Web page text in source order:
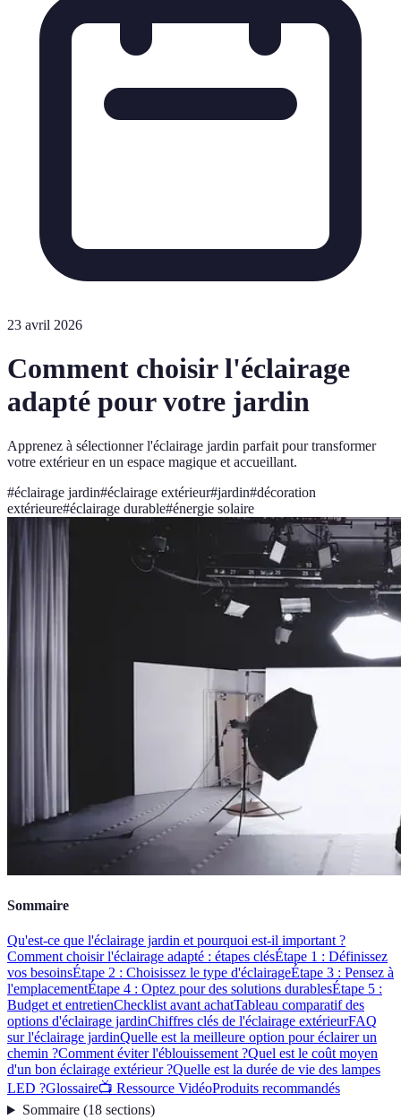
23 avril 2026
Comment choisir l'éclairage
adapté pour votre jardin
Apprenez à sélectionner l'éclairage jardin parfait pour transformer
votre extérieur en un espace magique et accueillant.
#éclairage jardin#éclairage extérieur#jardin#décoration
extérieure#éclairage durable#énergie solaire
Sommaire
Qu'est-ce que l'éclairage jardin et pourquoi est-il important ?
Comment choisir l'éclairage adapté : étapes clésÉtape 1 : Définissez
vos besoinsÉtape 2 : Choisissez le type d'éclairageÉtape 3 : Pensez à
l'emplacementÉtape 4 : Optez pour des solutions durablesÉtape 5 :
Budget et entretienChecklist avant achatTableau comparatif des
options d'éclairage jardinChiffres clés de l'éclairage extérieurFAQ
sur l'éclairage jardinQuelle est la meilleure option pour éclairer un
chemin ?Comment éviter l'éblouissement ?Quel est le coût moyen
d'un bon éclairage extérieur ?Quelle est la durée de vie des lampes
LED ?Glossaire📺 Ressource VidéoProduits recommandés
Sommaire(18 sections)